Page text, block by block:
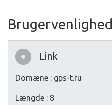
Brugervenlighed
Link
Domæne : gps-t.ru
Længde : 8